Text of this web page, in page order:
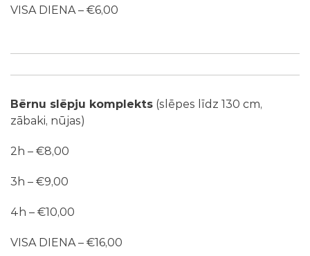
VISA DIENA – €6,00
Bērnu slēpju komplekts (slēpes līdz 130 cm,
zābaki, nūjas)
2h – €8,00
3h – €9,00
4h – €10,00
VISA DIENA – €16,00